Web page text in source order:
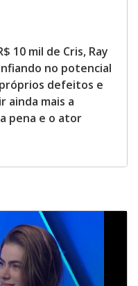
10 mil de Cris, Ray
no potencial
defeitos e
ainda mais a
pena e o ator